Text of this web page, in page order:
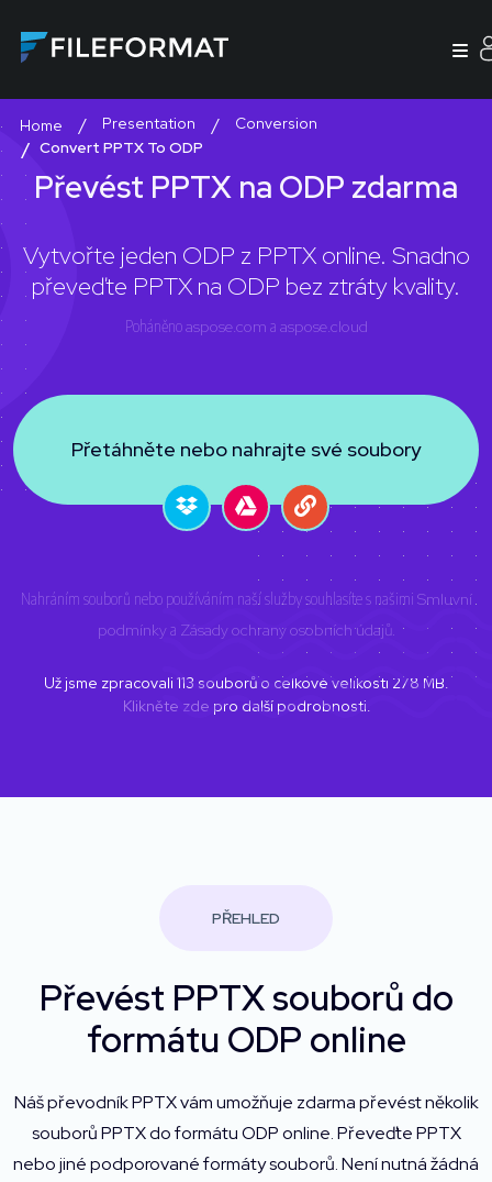
Home Presentation
Conversion
Convert PPTX To ODP
Převést PPTX na ODP zdarma
Vytvořte jeden ODP z PPTX online. Snadno
převeďte PPTX na ODP bez ztráty kvality.
Poháněnoaspose.com a aspose.cloud
Přetáhněte nebo nahrajte své soubory
Nahráním souborů nebo používáním naší služby souhlasíte s našimi Smluvní
podmínkya Zásady ochrany osobních údajů.
Už jsme zpracovali 113 souborů o celkové velikosti 278 MB.
Klikněte zde pro další podrobnosti.
PŘEHLED
Převést PPTX souborů do
formátu ODP online
Náš převodník PPTX vám umožňuje zdarma převést několik
souborů PPTX do formátu ODP online. Převeďte PPTX
nebo jiné podporované formáty souborů. Není nutná žádná